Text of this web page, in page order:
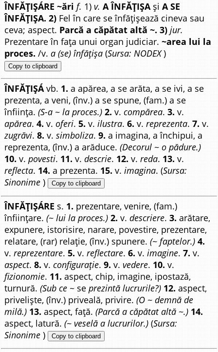
ÎNFĂȚIȘÁRE ~ări f. 1) v. A ÎNFĂȚIȘA și A SE
ÎNFĂȚIȘA. 2) Fel în care se înfățișează cineva sau
ceva; aspect. Parcă a căpătat altă ~. 3) jur.
Prezentare în fața unui organ judiciar.~area lui la
proces. /v.a (se) înfățișa (Sursa: NODEX)
Copy to clipboard
ÎNFĂȚIȘÁvb. 1. a apărea, a se arăta, a se ivi, a se
prezenta, a veni, (înv.) a se spune, (fam.) a se
înființa.(S-a ~ la proces.) 2. v.compărea.3. v.
apărea.4. v.oferi.5. v.ilustra.6. v.reprezenta.7. v.
zugrăvi.8. v.simboliza.9. a imagina, a închipui, a
reprezenta, (înv.) a arăduce.(Decorul ~ o pădure.)
10. v.povesti. 11. v.descrie. 12. v.reda. 13. v.
reflecta. 14. a prezenta. 15. v.imagina. (Sursa:
Sinonime ) Copy to clipboard
ÎNFĂȚIȘÁRE s. 1. prezentare, venire, (fam.)
înființare.(~ lui la proces.) 2. v.descriere.3. arătare,
expunere, istorisire, narare, povestire, prezentare,
relatare, (rar) relație, (înv.) spunere.(~ faptelor.) 4.
v.reprezentare.5. v.reflectare.6. v.imagine.7. v.
aspect.8. v.configurație.9. v. vedere. 10. v.
fizionomie. 11. aspect, chip, imagine, ipostază,
turnură.(Sub ce ~ seprezintă lucrurile?) 12. aspect,
priveliște, (înv.) priveală, privire.(O ~ demnă de
milă.) 13. aspect, față.(Parcă a căpătat altă ~.) 14.
aspect, latură.(~ veselă a lucrurilor.) (Sursa:
Sinonime ) Copy to clipboard